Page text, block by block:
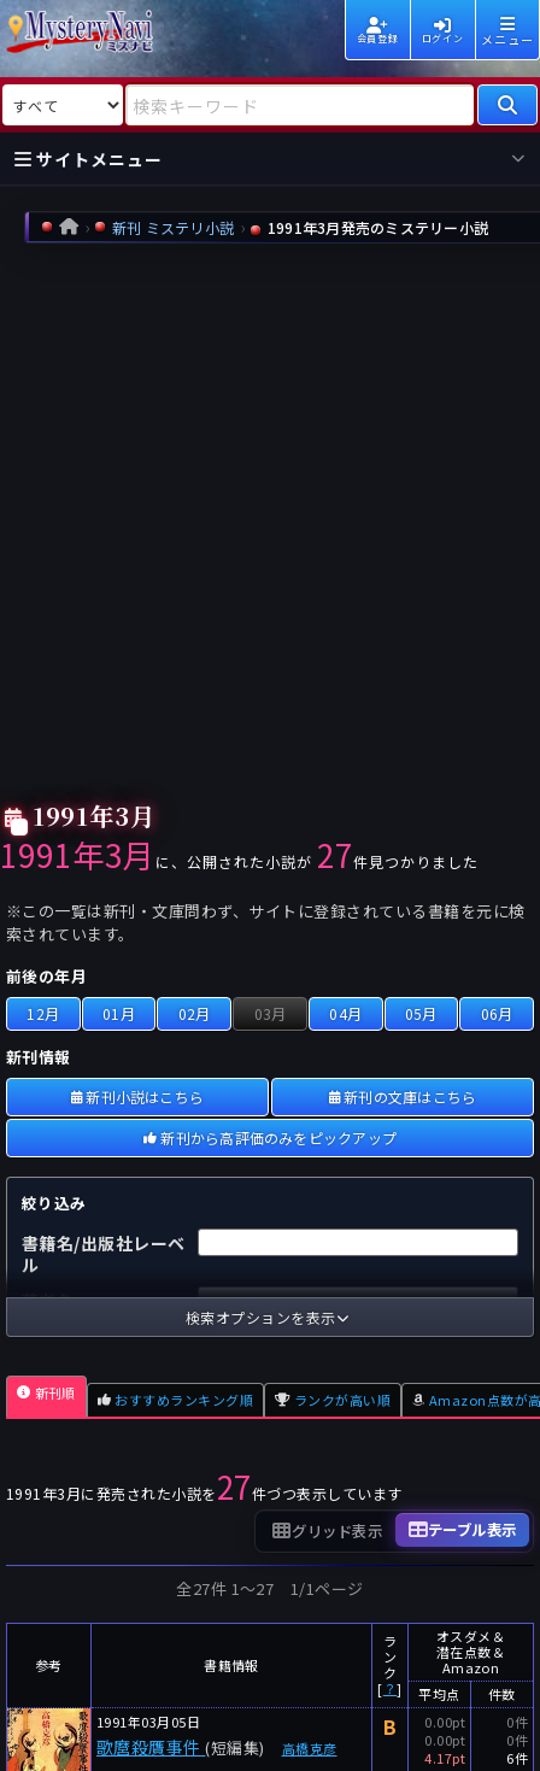
会員登録 ログイン メニュー
検索対象 検索キーワード
サイトメニュー
国内
作家
海外
作家
新着
レビュー
新刊
情報
HOME 新刊 ミステリ小説 1991年3月発売のミステリー小説
1991年3月
1991年3月 に、公開された小説が 27件見つかりました
※この一覧は新刊・文庫問わず、サイトに登録されている書籍を元に検
索されています。
前後の年月
12月 01月 02月 03月 04月 05月 06月
新刊情報
新刊小説はこちら
新刊の文庫はこちら
新刊から高評価のみをピックアップ
絞り込み
書籍名/出版社レーベ
ル
著者名
国内
海外
出版社
フォーマット
単行本
～
Pt
～
Pt
～
件
読者数
人
年代
年代と月の範囲
先月以降 今月以降
検索オプションを表示
新刊順 おすすめランキング順 ランクが高い順 Amazon点数が
1991年3月に発売された小説を27件づつ表示しています
グリッド表示 テーブル表示
全27件 1〜27 1/1ページ
参考 書籍情報
ラ
ン
ク
[ ？]
オスダメ＆
潜在点数＆
Amazon
平均点
件数
1991年03月05日
歌麿殺贋事件 (短編集) 高橋克彦
B
0.00pt
0.00pt
4.17pt
0件
0件
6件